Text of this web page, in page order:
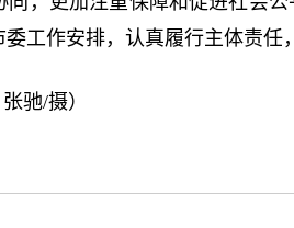
工作安排，认真履行主体责
驰/摄）